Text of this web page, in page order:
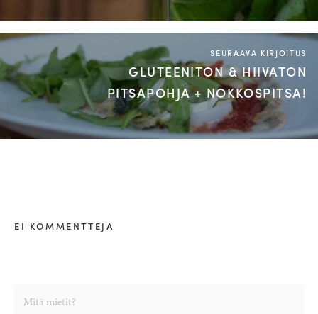
SEURAAVA KIRJOITUS
GLUTEENITON & HIIVATON
PITSAPOHJA + NOKKOSPITSA!
EI KOMMENTTEJA